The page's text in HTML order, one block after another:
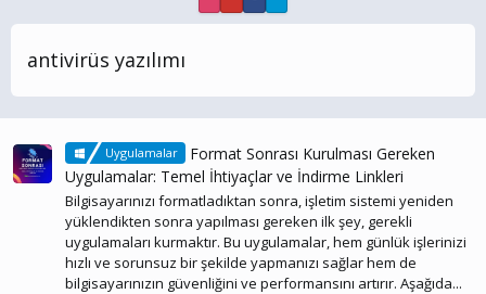
antivirüs yazılımı
Uygulamalar
Format Sonrası Kurulması Gereken
Uygulamalar: Temel İhtiyaçlar ve İndirme Linkleri
Bilgisayarınızı formatladıktan sonra, işletim sistemi yeniden
yüklendikten sonra yapılması gereken ilk şey, gerekli
uygulamaları kurmaktır. Bu uygulamalar, hem günlük işlerinizi
hızlı ve sorunsuz bir şekilde yapmanızı sağlar hem de
bilgisayarınızın güvenliğini ve performansını artırır. Aşağıda...